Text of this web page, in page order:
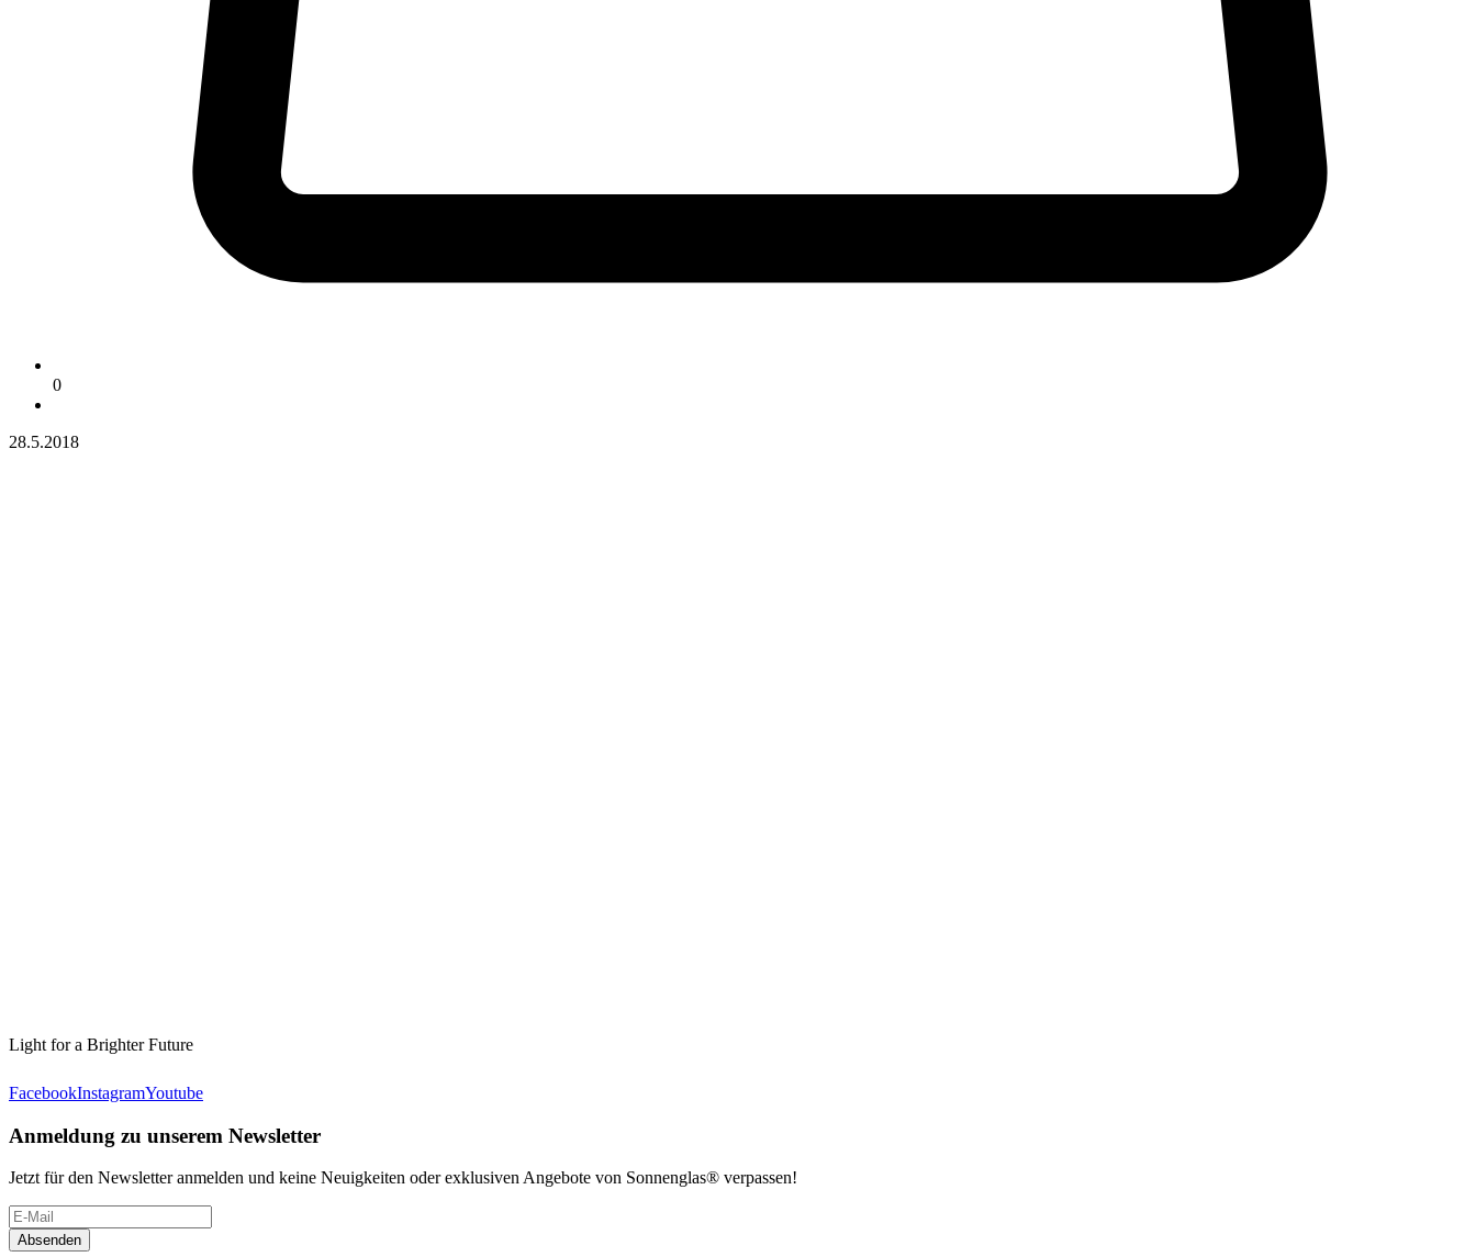
0
28.5.2018
Light for a Brighter Future
FacebookInstagramYoutube
Anmeldung zu unserem Newsletter
Jetzt für den Newsletter anmelden und keine Neuigkeiten oder exklusiven Angebote von Sonnenglas® verpassen!
Absenden